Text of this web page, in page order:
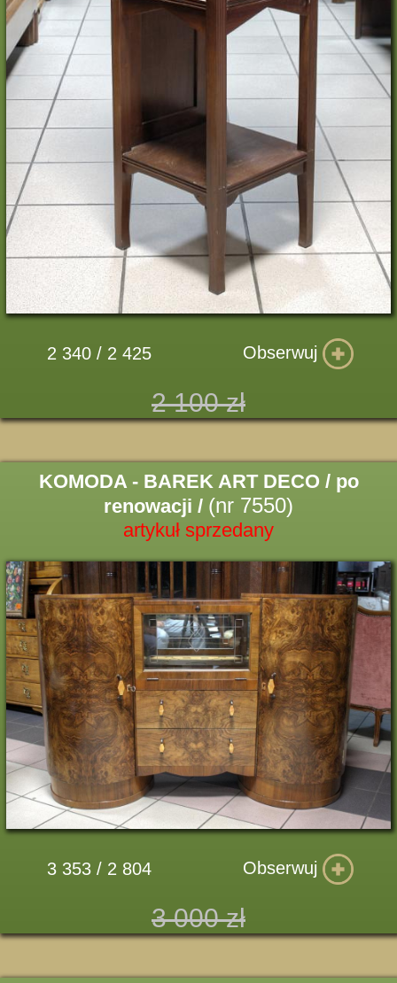
2 340 / 2 425 Obserwuj
2 100 zł
KOMODA - BAREK ART DECO / po
renowacji / (nr 7550)
artykuł sprzedany
3 353 / 2 804 Obserwuj
3 000 zł